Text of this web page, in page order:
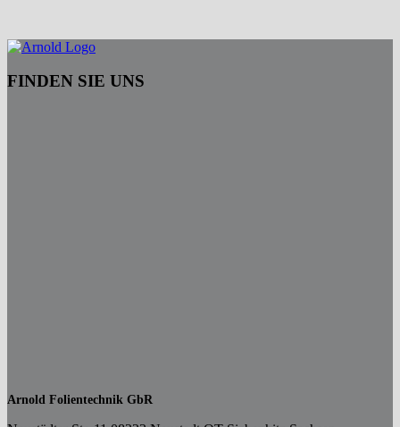
FINDEN SIE UNS
Arnold Folientechnik GbR